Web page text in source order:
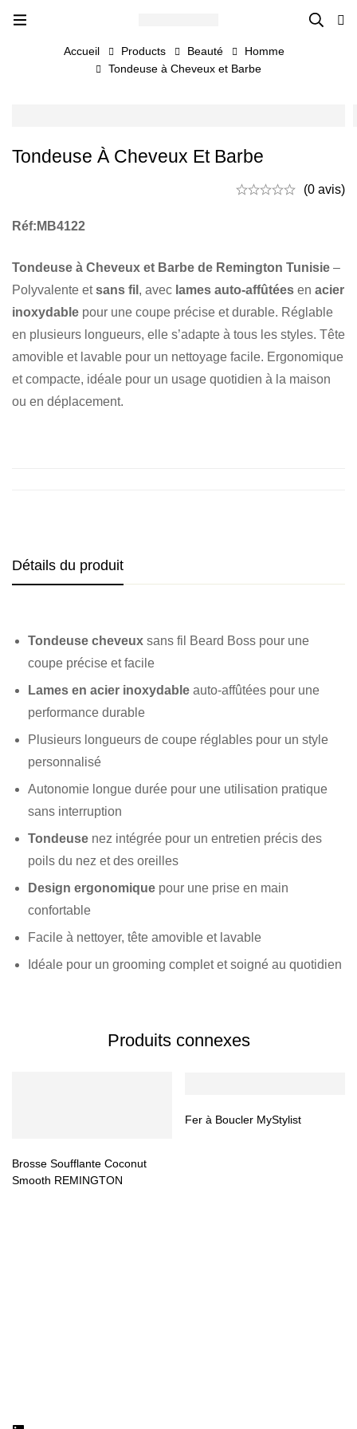
Accueil Products Beauté
Homme
Tondeuse à Cheveux et Barbe
Tondeuse À Cheveux Et Barbe
(0 avis)
Réf:MB4122
Tondeuse à Cheveux et Barbe de Remington Tunisie –
Polyvalente etsans fil , avec lames auto-affûtées en acier
inoxydable pour une coupe précise et durable. Réglable
en plusieurs longueurs, elle s’adapte à tous les styles. Tête
amovible et lavable pour un nettoyage facile. Ergonomique
et compacte, idéale pour un usage quotidien à la maison
ou en déplacement.
Détails du produit
Tondeuse cheveux sans fil Beard Boss pour une
coupe précise et facile
Lames en acier inoxydable auto-affûtées pour une
performance durable
Plusieurs longueurs de coupe réglables pour un style
personnalisé
Autonomie longue durée pour une utilisation pratique
sans interruption
Tondeuse nez intégrée pour un entretien précis des
poils du nez et des oreilles
Design ergonomique pour une prise en main
confortable
Facile à nettoyer, tête amovible et lavable
Idéale pour un grooming complet et soigné au quotidien
Produits connexes
Brosse Soufflante Coconut
Smooth REMINGTON
Fer à Boucler MyStylist